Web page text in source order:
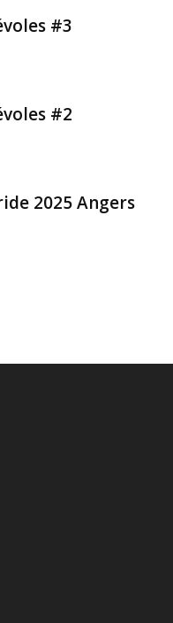
#3
#2
2025 Angers